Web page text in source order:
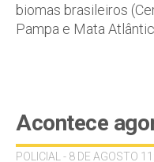
biomas brasileiros
Pampa e Mata
Acontece
POLICIAL - 8 DE AGOSTO